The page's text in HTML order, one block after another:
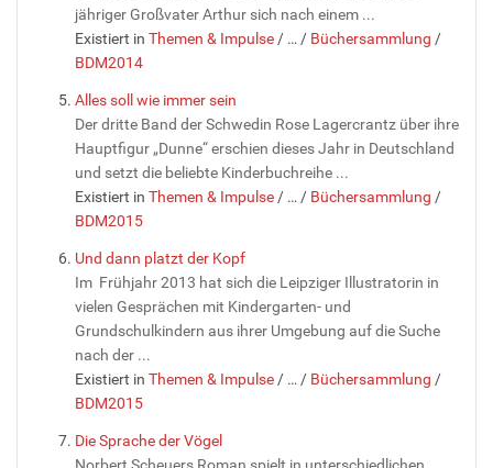
jähriger Großvater Arthur sich nach einem ...
Existiert in Themen & Impulse / … / Büchersammlung /
BDM2014
Alles soll wie immer sein
Der dritte Band der Schwedin Rose Lagercrantz über ihre
Hauptfigur „Dunne“ erschien dieses Jahr in Deutschland
und setzt die beliebte Kinderbuchreihe ...
Existiert in Themen & Impulse / … / Büchersammlung /
BDM2015
Und dann platzt der Kopf
Im Frühjahr 2013 hat sich die Leipziger Illustratorin in
vielen Gesprächen mit Kindergarten- und
Grundschulkindern aus ihrer Umgebung auf die Suche
nach der ...
Existiert in Themen & Impulse / … / Büchersammlung /
BDM2015
Die Sprache der Vögel